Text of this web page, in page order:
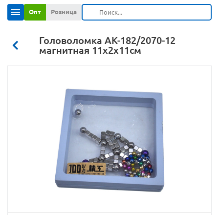
Опт Розница
Головоломка АК-182/2070-12
магнитная 11х2х11см